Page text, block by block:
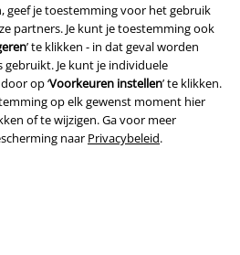
geef je toestemming voor het gebruik
partners. Je kunt je toestemming ook
’ te klikken - in dat geval worden
Je kunt je individuele
op ‘Voorkeuren instellen’ te klikken.
op elk gewenst moment hier
of te wijzigen. Ga voor meer
naar Privacybeleid.